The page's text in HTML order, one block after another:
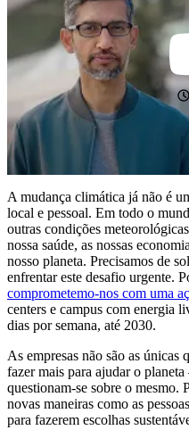
A mudança climática já não é
local e pessoal. Em todo o
outras condições
nossa saúde, as nossas
nosso planeta. Precisamos de
enfrentar este desafio urgente.
comprometemo-nos com uma
centers e campus com energia
dias por semana, até 2030.
As empresas não são as únicas
fazer mais para ajudar o planeta
questionam-se sobre o mesmo.
novas maneiras como as
para fazerem escolhas